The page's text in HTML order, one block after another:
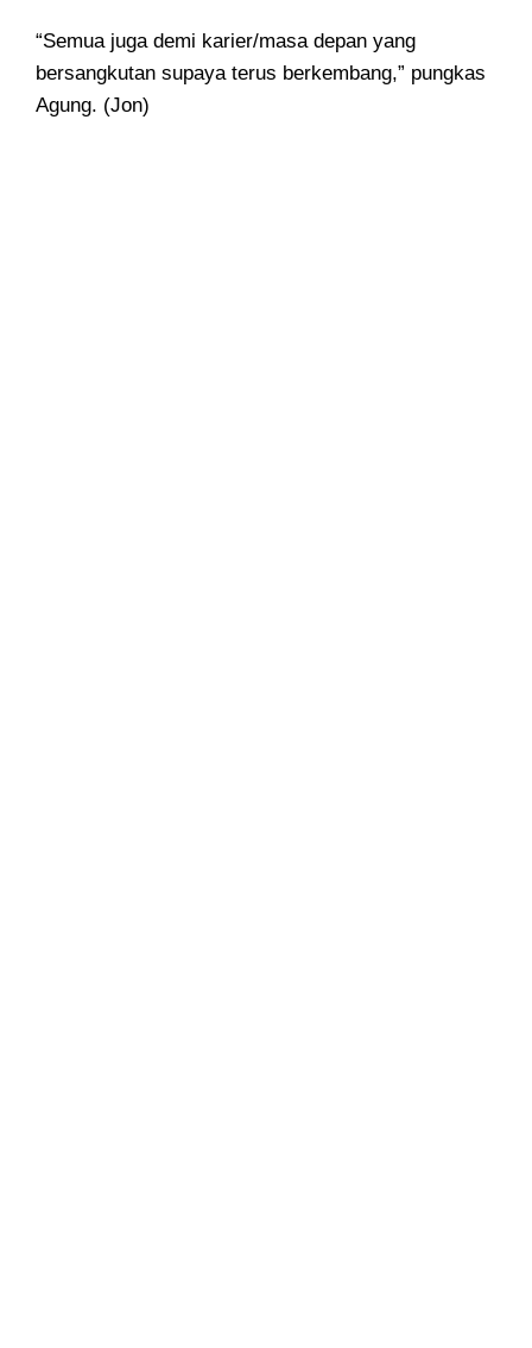
“Semua juga demi karier/masa depan yang
bersangkutan supaya terus berkembang,” pungkas
Agung. (Jon)